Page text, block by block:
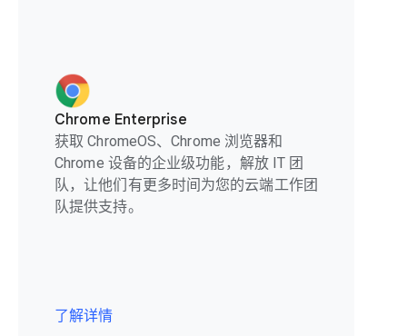
Chrome Enterprise
获取 ChromeOS、Chrome 浏览器和
Chrome 设备的企业级功能，解放 IT 团
队，让他们有更多时间为您的云端工作团
队提供支持。
了解详情